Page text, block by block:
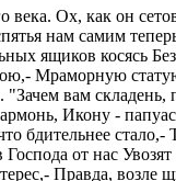
Ох, как он
нам самим
ящиков косясь
Мраморную
вам
Икону -
от нас
Правда,